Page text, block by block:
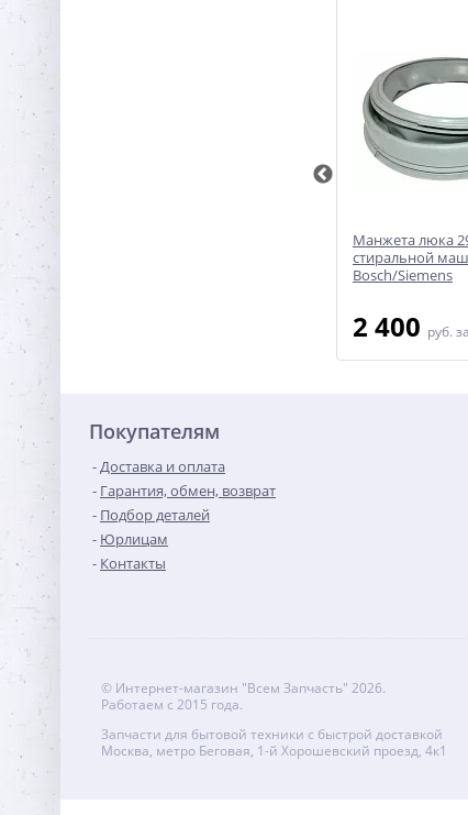
Манжета люка
стиральной
Bosch/Siemens
2 400 руб.
Покупателям
Доставка и оплата
Гарантия, обмен, возврат
Подбор деталей
Юрлицам
Контакты
© Интернет-магазин "Всем Запчасть" 2026.
Работаем с 2015 года.
Запчасти для бытовой техники с быстрой доставкой
Москва, метро Беговая, 1-й Хорошевский проезд, 4к1